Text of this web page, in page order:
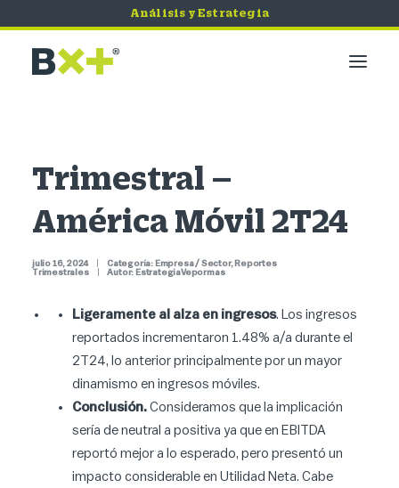
Análisis y Estrategia
Bursátil
Quiero Invertir
Tips de Seguridad
Trimestral –
América Móvil 2T24
julio 16, 2024 Categoría: Empresa / Sector, Reportes
Trimestrales
Autor: EstrategiaVepormas
Ligeramente al alza en ingresos. Los ingresos
reportados incrementaron 1.48% a/a durante el
2T24, lo anterior principalmente por un mayor
dinamismo en ingresos móviles.
Conclusión. Consideramos que la implicación
sería de neutral a positiva ya que en EBITDA
reportó mejor a lo esperado, pero presentó un
impacto considerable en Utilidad Neta. Cabe